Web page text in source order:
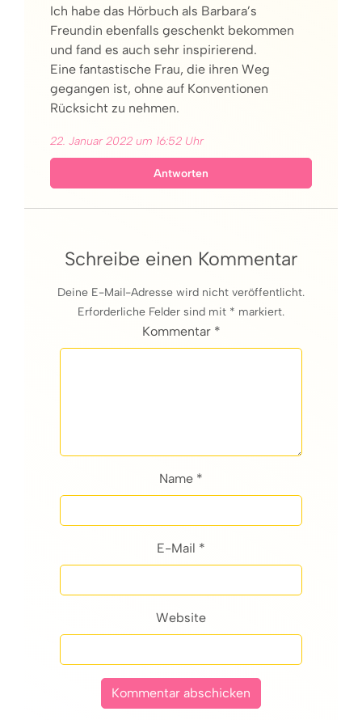
Ich habe das Hörbuch als Barbara’s
Freundin ebenfalls geschenkt bekommen
und fand es auch sehr inspirierend.
Eine fantastische Frau, die ihren Weg
gegangen ist, ohne auf Konventionen
Rücksicht zu nehmen.
22. Januar 2022 um 16:52 Uhr
Antworten
Schreibe einen Kommentar
Deine E-Mail-Adresse wird nicht veröffentlicht.
Erforderliche Felder sind mit * markiert.
Kommentar *
Name *
E-Mail *
Website